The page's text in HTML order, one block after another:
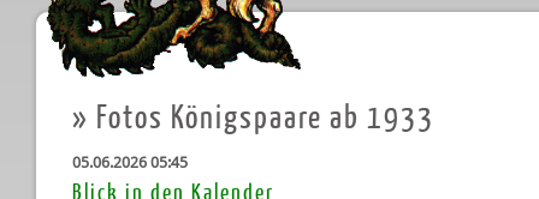
» Fotos Königspaare ab 1933
05.06.2026 05:45
Blick in den Kalender